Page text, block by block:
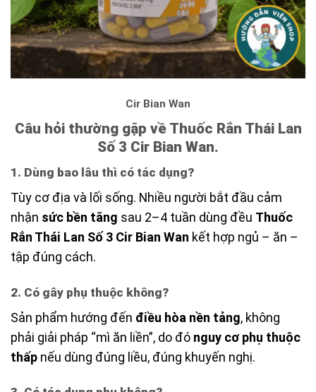
Cir Bian Wan
Câu hỏi thường gặp về Thuốc Rắn Thái Lan
Số 3 Cir Bian Wan.
1. Dùng bao lâu thì có tác dụng?
Tùy cơ địa và lối sống. Nhiều người bắt đầu cảm
nhận sức bền tăng sau 2–4 tuần dùng đều Thuốc
Rắn Thái Lan Số 3 Cir Bian Wan kết hợp ngủ – ăn –
tập đúng cách.
2. Có gây phụ thuộc không?
Sản phẩm hướng đến điều hòa nền tảng, không
phải giải pháp “mì ăn liền”, do đó nguy cơ phụ thuộc
thấp nếu dùng đúng liều, đúng khuyến nghị.